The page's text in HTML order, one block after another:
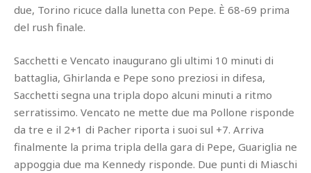
due, Torino ricuce dalla lunetta con Pepe. È 68-69 prima
del rush finale.
Sacchetti e Vencato inaugurano gli ultimi 10 minuti di
battaglia, Ghirlanda e Pepe sono preziosi in difesa,
Sacchetti segna una tripla dopo alcuni minuti a ritmo
serratissimo. Vencato ne mette due ma Pollone risponde
da tre e il 2+1 di Pacher riporta i suoi sul +7. Arriva
finalmente la prima tripla della gara di Pepe, Guariglia ne
appoggia due ma Kennedy risponde. Due punti di Miaschi